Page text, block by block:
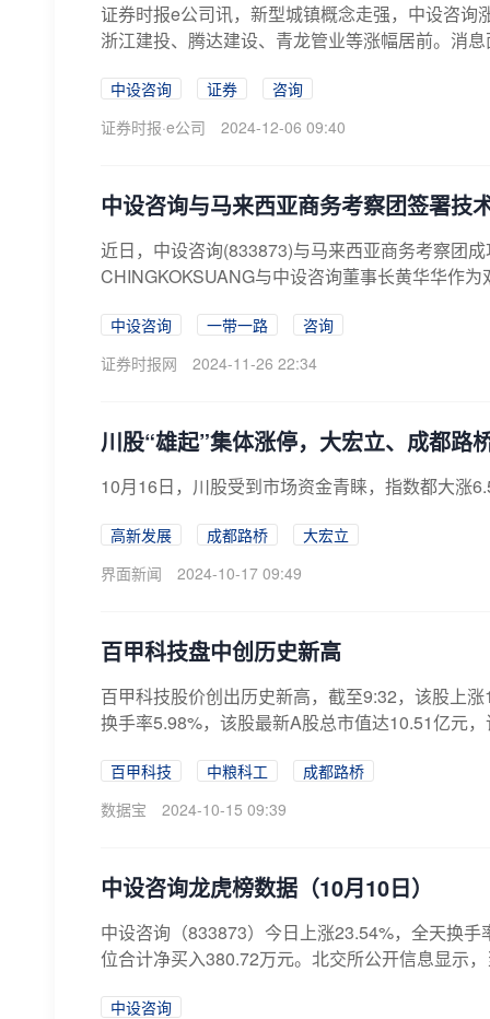
证券时报e公司讯，新型城镇概念走强，中设咨
浙江建投、腾达建设、青龙管业等涨幅居前。消
中设咨询 证券
咨询
证券时报·e公司
2024-12-06 09:40
中设咨询与马来西亚商务考察团签署技
近日，中设咨询(833873)与马来西亚商务考察团
CHINGKOKSUANG与中设咨询董事长黄华华作
中设咨询 一带一路
咨询
证券时报网
2024-11-26 22:34
川股“雄起”集体涨停，大宏立、成都路
10月16日，川股受到市场资金青睐，指数都大涨
高新发展 成都路桥
大宏立
界面新闻
2024-10-17 09:49
百甲科技盘中创历史新高
百甲科技股价创出历史新高，截至9:32，该股上
换手率5.98%，该股最新A股总市值达10.51亿元
百甲科技 中粮科工
成都路桥
数据宝
2024-10-15 09:39
中设咨询龙虎榜数据（10月10日）
中设咨询（833873）今日上涨23.54%，全天换
位合计净买入380.72万元。北交所公开信息显示
中设咨询